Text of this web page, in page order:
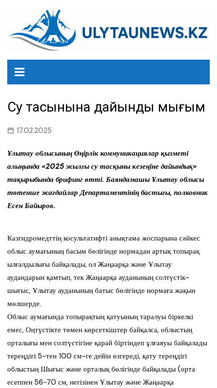
содержанию
Су тасқынына дайындық мығым
17.02.2025
Ұлытау облысының Өңірлік коммуникациялар қызметі
алыңында «2025 жылғы су тасқыны кезеңіне дайындық»
тақырыбында брифинг өтті. Баяндамашы Ұлытау облысы
төтенше жағдайлар Департаментінің бастығы, полковник
Есен Байыров.
Казгидромедттің косультатифті анықтама жоспарына сәйкес
облыс аумағының басым бөлігінде нормадан артық топырақ
ылғалдылығы байқалады, ол Жаңаарқа және Ұлытау
аудандарын қамтып, тек Жаңаарқа ауданының солтүстік-
шығыс, Ұлытау ауданының батыс бөлігінде нормаға жақын
мөлшерде.
Облыс аумағында топырақтың қатуының таралуы біркелкі
емес, Оңтүстікте төмен көрсеткіштер байқалса, облыстың
орталығы мен солтүстігіне қарай біртіндеп ұлғаяуы байқалады
тереңдігі 5-тен 100 см-ге дейін өзгереді, қату тереңдігі
облыстың Шығыс және орталық бөлігінде байқалады (орта
есеппен 56-70 см, негізінен Ұлытау және Жаңаарқа